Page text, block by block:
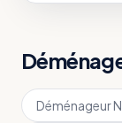
Déménageur